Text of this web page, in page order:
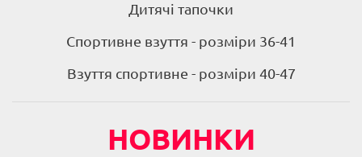
Дитячі тапочки
Спортивне взуття - розміри 36-41
Взуття спортивне - розміри 40-47
НОВИНКИ